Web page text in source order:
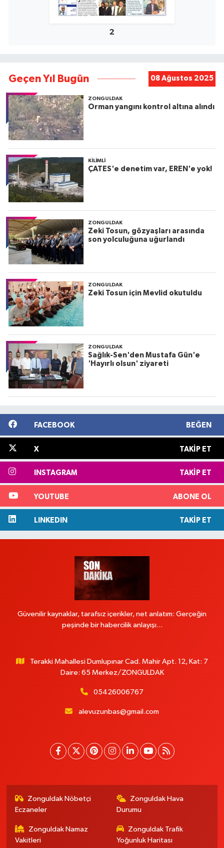
2
Geçen Yıl Bugün 08 Ağustos 2025
ZONGULDAK
Orman yangını kontrol altına alındı
KILIMLI
ÇATES'e denetim var, EREN'e yok!
ZONGULDAK
Zeki Tosun, gözyaşları arasında
son yolculuğuna uğurlandı
ZONGULDAK
Zeki Tosun için Mevlid okutuldu
ZONGULDAK
Sağlık-Sen'den Mustafa Gün'e
'Hayırlı olsun' ziyareti
FACEBOOK BEĞEN
X TAKIP ET
INSTAGRAM TAKIP ET
YOUTUBE ABONE OL
LINKEDIN TAKIP ET
Güvenilir kaynaklar, tarafsız içerikler, net anlatım: Gerçeğin
peşinde bir habercilik anlayışı...
Terakki Mahallesi Dumlupınar Cad. Mahir Apt. 12, Kat: 7
Daire: 65 Merkez/ZONGULDAK
05426006767
alevuzunbas@gmail.com
Zonguldak Nöbetçi
Eczaneler
Zonguldak Hava
Durumu
Zonguldak Namaz
Vakitleri
Zonguldak Trafik
Yoğunluk Haritası